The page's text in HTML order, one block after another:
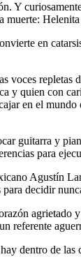
Y
muerte: Helenita
en
y quien con
en el
guitarra y
para
Agustín
decidir
referente
dentro de